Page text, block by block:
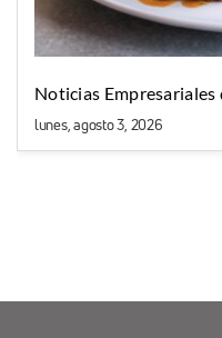
Noticias Empresariales
lunes, agosto 3, 2026